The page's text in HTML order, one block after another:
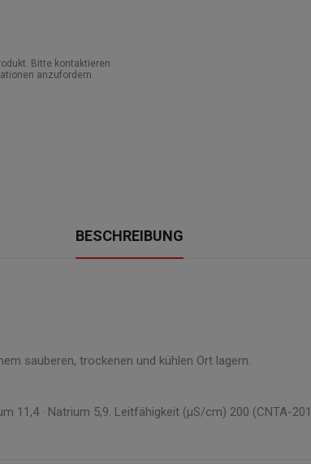
Bitte kontaktieren
anzufordern.
BESCHREIBUNG
sauberen, trockenen und kühlen Ort lagern.
11,4 · Natrium 5,9. Leitfähigkeit (µS/cm) 200 (CNTA-